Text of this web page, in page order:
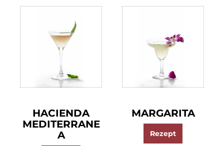
HACIENDA
MEDITERRANE
A
MARGARITA
Rezept